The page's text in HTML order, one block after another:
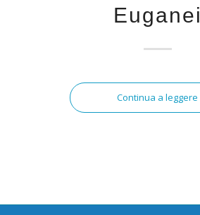
Euganei
Continua a leggere